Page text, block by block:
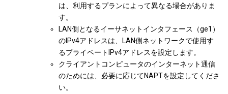
は、利用するプランによって異なる場合がありま
す。
LAN側となるイーサネットインタフェース（ge1）
のIPv4アドレスは、LAN側ネットワークで使用す
るプライベートIPv4アドレスを設定します。
クライアントコンピュータのインターネット通信
のためには、必要に応じてNAPTを設定してくださ
い。